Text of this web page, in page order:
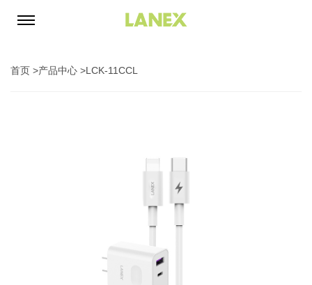
首页 >产品中心 >LCK-11CCL